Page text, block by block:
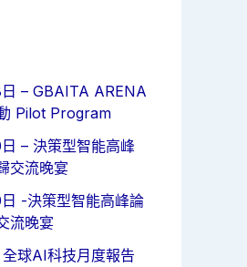
– GBAITA ARENA
Pilot Program
– 決策型智能高峰
交流晚宴
-決策型智能高峰論
流晚宴
球AI科技月度報告